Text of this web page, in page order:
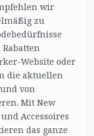
wir
zu
Website oder
die aktuellen
von
Mit New
Accessoires
das ganze